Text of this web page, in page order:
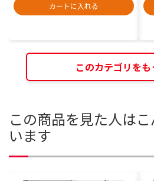
カートに入れる
このカテゴリをも
この商品を見た人は
います